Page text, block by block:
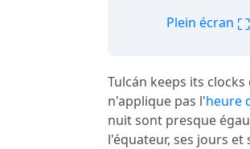
Plein écran ⛶
Tulcán keeps its clocks
n'applique pas l'heure
nuit sont presque
l'équateur, ses jours